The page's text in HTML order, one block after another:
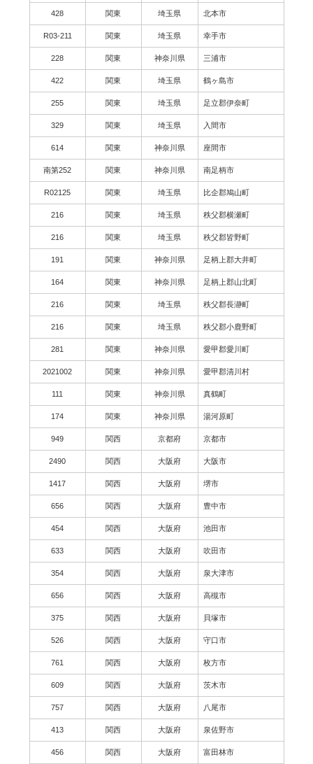
428 関東 埼玉県 北本市
R03-211 関東 埼玉県 幸手市
228 関東 神奈川県 三浦市
422 関東 埼玉県 鶴ヶ島市
255 関東 埼玉県 足立郡伊奈町
329 関東 埼玉県 入間市
614 関東 神奈川県 座間市
南第252 関東 神奈川県 南足柄市
R02125 関東 埼玉県 比企郡鳩山町
216 関東 埼玉県 秩父郡横瀬町
216 関東 埼玉県 秩父郡皆野町
191 関東 神奈川県 足柄上郡大井町
164 関東 神奈川県 足柄上郡山北町
216 関東 埼玉県 秩父郡長瀞町
216 関東 埼玉県 秩父郡小鹿野町
281 関東 神奈川県 愛甲郡愛川町
2021002 関東 神奈川県 愛甲郡清川村
111 関東 神奈川県 真鶴町
174 関東 神奈川県 湯河原町
949 関西 京都府 京都市
2490 関西 大阪府 大阪市
1417 関西 大阪府 堺市
656 関西 大阪府 豊中市
454 関西 大阪府 池田市
633 関西 大阪府 吹田市
354 関西 大阪府 泉大津市
656 関西 大阪府 高槻市
375 関西 大阪府 貝塚市
526 関西 大阪府 守口市
761 関西 大阪府 枚方市
609 関西 大阪府 茨木市
757 関西 大阪府 八尾市
413 関西 大阪府 泉佐野市
456 関西 大阪府 富田林市